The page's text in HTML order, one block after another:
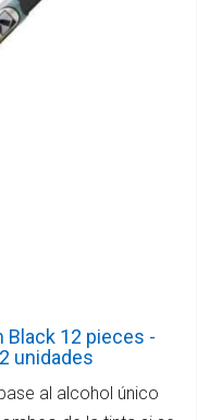
Black 12 pieces -
unidades
al alcohol único